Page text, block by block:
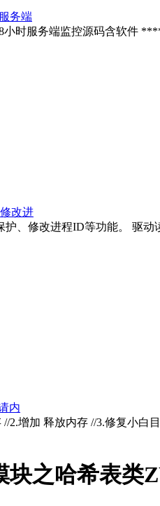
务端
小时服务端监控源码含软件
改进
、修改进程ID等功能。 驱动
内
//2.增加 释放内存 //3.修复小白
块之哈希表类